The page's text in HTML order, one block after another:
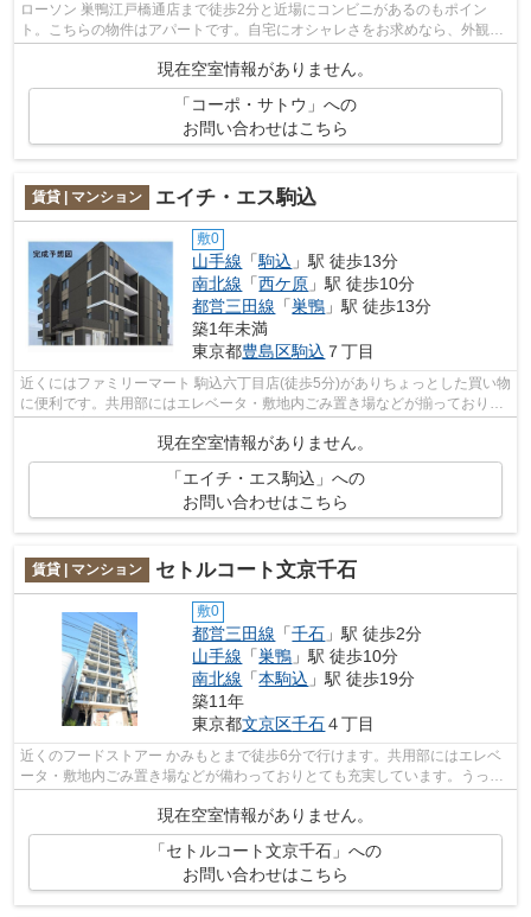
ローソン 巣鴨江戸橋通店まで徒歩2分と近場にコンビニがあるのもポイン
ト。こちらの物件はアパートです。自宅にオシャレさをお求めなら、外観タ
現在空室情報がありません。
「コーポ・サトウ」への
お問い合わせはこちら
賃貸 | マンション エイチ・エス駒込
敷0
山手線 「駒込 」駅 徒歩13分
南北線 「西ケ原 」駅 徒歩10分
都営三田線 「巣鴨 」駅 徒歩13分
築1年未満
東京都豊島区駒込 ７丁目
近くにはファミリーマート 駒込六丁目店(徒歩5分)がありちょっとした買い物
に便利です。共用部にはエレベータ・敷地内ごみ置き場などが揃っており、
とても充実しています。周辺に駅が...
現在空室情報がありません。
「エイチ・エス駒込」への
お問い合わせはこちら
賃貸 | マンション セトルコート文京千石
敷0
都営三田線 「千石 」駅 徒歩2分
山手線 「巣鴨 」駅 徒歩10分
南北線 「本駒込 」駅 徒歩19分
築11年
東京都文京区千石４丁目
近くのフードストアー かみもとまで徒歩6分で行けます。共用部にはエレベ
ータ・敷地内ごみ置き場などが備わっておりとても充実しています。うっと
現在空室情報がありません。
「セトルコート文京千石」への
お問い合わせはこちら